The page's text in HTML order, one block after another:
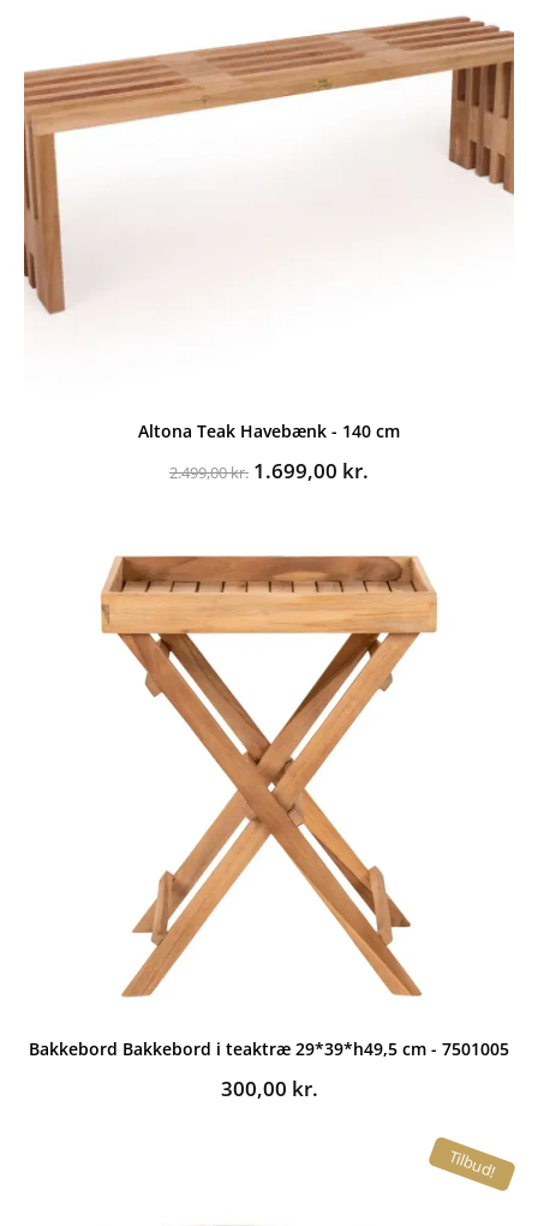
Altona Teak Havebænk - 140 cm
2.499,00kr. Den
2.499,00 kr..
1.699,00 kr.
1.699,00 kr..
Bakkebord Bakkebord i teaktræ 29*39*h49,5 cm - 7501005
300,00 kr.
Tilbud!